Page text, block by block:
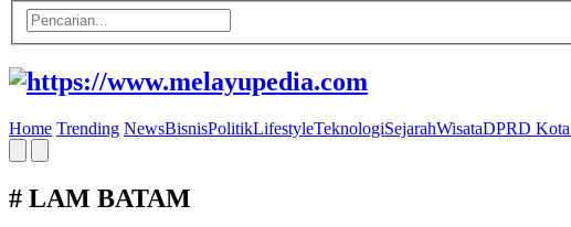
Home Trending NewsBisnisPolitikLifestyleTeknologiSejarahWisataDPRD
# LAM BATAM